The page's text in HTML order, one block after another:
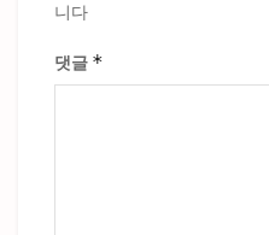
니다
댓글 *